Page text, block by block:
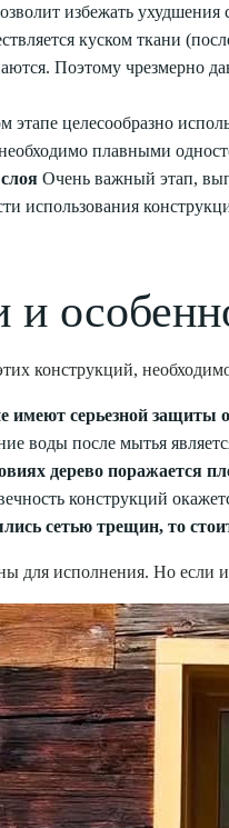
избежать
куском ткани
Поэтому чрезмерно
этапе целесообразно
плавными
Очень важный этап,
использования
и
конструкций,
имеют серьезной защиты
воды после мытья
дерево поражается
конструкций
сетью трещин, то
для исполнения. Но